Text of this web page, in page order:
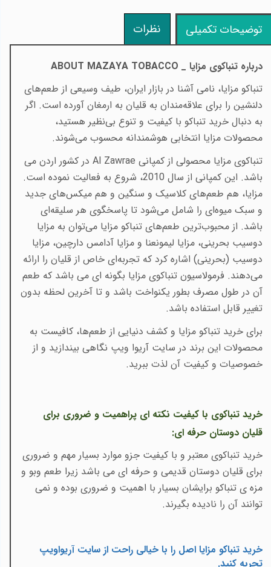
توضیحات تکمیلی نظرات
درباره تنباکوی مزایا _ ABOUT MAZAYA TOBACCO
تنباکو مزایا، نامی آشنا در بازار ایران، طیف وسیعی از طعم‌های
دلنشین را برای علاقه‌مندان به قلیان به ارمغان آورده است. اگر
به دنبال خرید تنباکو با کیفیت و تنوع بی‌نظیر هستید،
محصولات مزایا انتخابی هوشمندانه محسوب می‌شوند.
تنباکوی مزایا محصولی از کمپانی Al Zawraeدر کشور اردن می
باشد. این کمپانی از سال 2010، شروع به فعالیت نموده است.
مزایا، هم طعم‌های کلاسیک و سنگین و هم میکس‌های جدید
و سبک میوه‌ای را شامل می‌شود تا پاسخگوی هر سلیقه‌ای
باشد. از محبوب‌ترین طعم‌های تنباکو مزایا می‌توان به مزایا
دوسیب بحرینی، مزایا لیمونعنا و مزایا آدامس دارچین، مزایا
دوسیب (بحرینی) اشاره کرد که تجربه‌ای خاص از قلیان را ارائه
می‌دهند. فرمولاسیون تنباکوی مزایا بگونه ای می باشد که طعم
آن در طول مصرف بطور یکنواخت باشد و تا آخرین لحظه بدون
تغییر قابل استفاده باشد.
برای خرید تنباکو مزایا و کشف دنیایی از طعم‌ها، کافیست به
محصولات این برند در سایت آریوا ویپ نگاهی بیندازید و از
خصوصیات و کیفیت آن لذت ببرید.
خرید تنباکوی با کیفیت نکته ای پراهمیت و ضروری برای
قلیان دوستان حرفه ای:
خرید تنباکوی معتبر و با کیفیت جزو موارد بسیار مهم و ضروری
برای قلیان دوستان قدیمی و حرفه ای می باشد زیرا طعم وبو و
مزه ی تنباکو برایشان بسیار با اهمیت و ضروری بوده و نمی
توانند آن را نادیده بگیرند.
خرید تنباکو مزایا اصل را با خیالی راحت از سایت آریواویپ
تجربه کنید.